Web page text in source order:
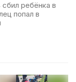
ребёнка в
попал в